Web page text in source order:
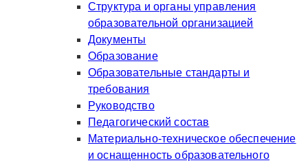
Структура и органы управления
образовательной организацией
Документы
Образование
Образовательные стандарты и
требования
Руководство
Педагогический состав
Материально-техническое обеспечение
и оснащенность образовательного